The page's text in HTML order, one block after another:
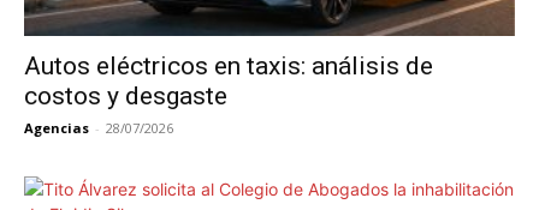
Autos eléctricos en taxis: análisis de
costos y desgaste
Agencias - 28/07/2026